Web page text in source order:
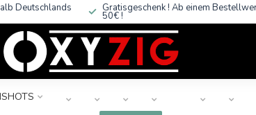
Deutschlands Gratisgeschenk ! Ab einem
50€ !